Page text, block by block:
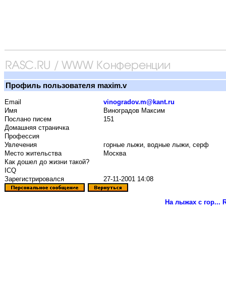
Профиль пользователя maxim.v
Email
vinogradov.m@kant.ru
Имя
Виноградов Максим
Послано писем
151
Домашняя страничка
Профессия
Увлечения
горные лыжи, водные лыжи, серф
Место жительства
Москва
Как дошел до жизни такой?
ICQ
Зарегистрировался
27-11-2001 14:08
На лыжах с гор...